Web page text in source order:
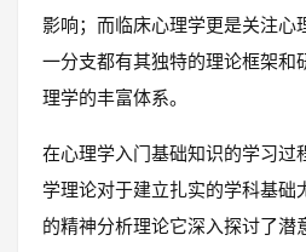
影响；而临床心理学更是关注心
一分支都有其独特的理论框架和
理学的丰富体系。
在心理学入门基础知识的学习过
学理论对于建立扎实的学科基础
的精神分析理论它深入探讨了潜